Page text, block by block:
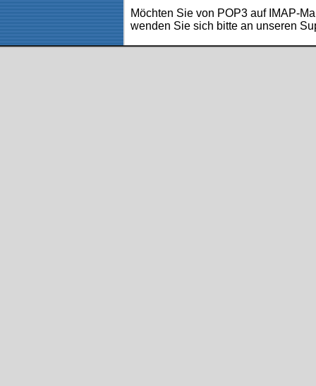
Möchten Sie von POP3 auf IMAP-
wenden Sie sich bitte an unseren